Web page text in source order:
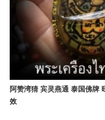
阿赞湾猜 宾灵燕通 泰国佛牌
效